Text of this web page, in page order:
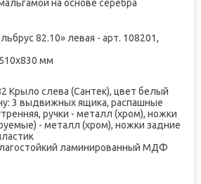
на основе серебра
82.10» левая - арт. 108201,
мм
Крыло слева (Сантек), цвет белый
3 выдвижных ящика, распашные
ручки - металл (хром), ножки
- металл (хром), ножки задние
ламинированный МДФ